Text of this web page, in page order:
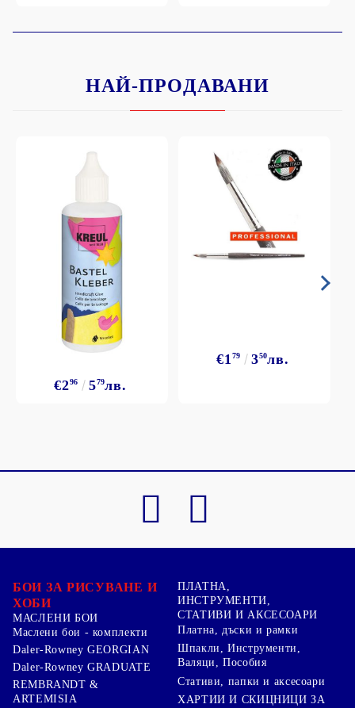
НАЙ-ПРОДАВАНИ
€296 579лв.
€1 79 350лв.
БОИ ЗА РИСУВАНЕ И
ХОБИ
МАСЛЕНИ БОИ
Маслени бои - комплекти
Daler-Rowney GEORGIAN
Daler-Rowney GRADUATE
REMBRANDT &
ARTEMISIA
ПЛАТНА,
ИНСТРУМЕНТИ,
СТАТИВИ И АКСЕСОАРИ
Платна, дъски и рамки
Шпакли, Инструменти,
Валяци, Пособия
Стативи, папки и аксесоари
ХАРТИИ И СКИЦНИЦИ ЗА